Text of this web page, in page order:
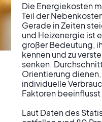
Die Energiekosten
Teil der
Gerade in Zeiten
und Heizenergie ist
großer Bedeutung,
kennen und zu
senken.
Orientierung
individuelle
Faktoren beeinflusst
Laut Daten des